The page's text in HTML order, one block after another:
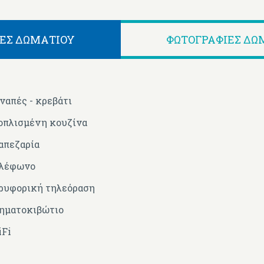
ΔΩΜΑΤΊΟΥ ΦΩΤΟΓΡΑΦΊΕΣ
- κρεβάτι
κουζίνα
τηλεόραση